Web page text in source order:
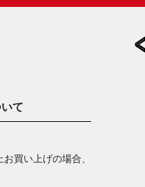
て
買い上げの場合、